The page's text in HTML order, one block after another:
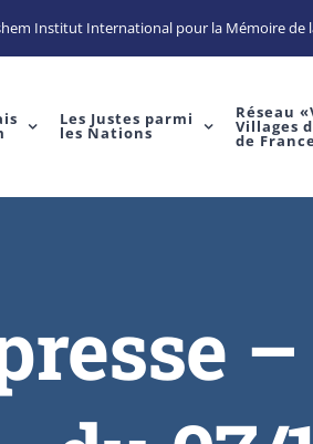
Institut International pour la Mémoire de
Les Justes parmi
les Nations
Réseau
Villages
de